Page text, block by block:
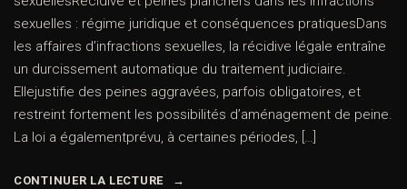
sexuelles : régime juridique et conséquences pratiquesDans
les affaires d’infractions sexuelles, la récidive légale entraîne
un durcissement automatique du traitement judiciaire.
Ellejustifie des peines aggravées, parfois obligatoires, et
restreint fortement les possibilités d’aménagement de peine.
La loi a égalementprévu, à certaines périodes, […]
CONTINUER LA LECTURE